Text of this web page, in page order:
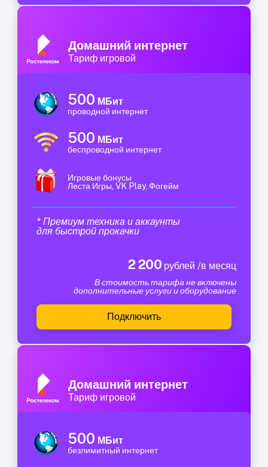
Домашний интернет
Тариф игровой
500 МБит
проводной интернет
500 МБит
беспроводной интернет
Игровые бонусы
Леста Игры, VK Play, Фогейм
* Премиум техника и аккаунты
для быстрой прокачки
2 200 рублей /в месяц
В стоимость тарифа не включены
дополнительные услуги и оборудование
Подключить
Домашний интернет
Тариф игровой
500 МБит
безлимитный интернет